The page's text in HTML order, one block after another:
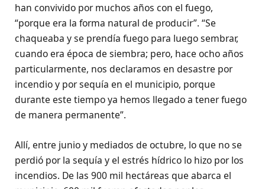
han convivido por muchos años con el fuego,
“porque era la forma natural de producir”. “Se
chaqueaba y se prendía fuego para luego sembrar,
cuando era época de siembra; pero, hace ocho años
particularmente, nos declaramos en desastre por
incendio y por sequía en el municipio, porque
durante este tiempo ya hemos llegado a tener fuego
de manera permanente”.
Allí, entre junio y mediados de octubre, lo que no se
perdió por la sequía y el estrés hídrico lo hizo por los
incendios. De las 900 mil hectáreas que abarca el